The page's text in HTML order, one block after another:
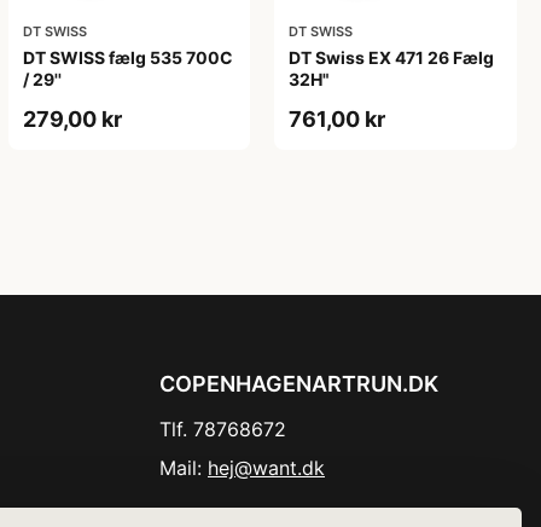
DT SWISS
DT SWISS fælg 535 700C
/ 29''
279,00 kr
DT SWISS
DT Swiss EX 471 26 Fælg
32H"
761,00 kr
COPENHAGENARTRUN.DK
Tlf. 78768672
Mail: hej@want.dk